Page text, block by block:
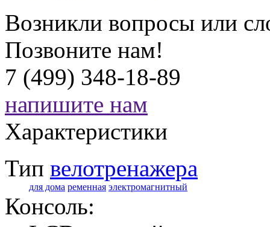
Возникли вопросы или
Позвоните нам!
7 (499) 348-18-89
напишите нам
Характеристики
Тип велотренажера
для дома ременная электромагнитный
Консоль: